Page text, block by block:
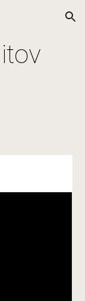
Skip to navigation